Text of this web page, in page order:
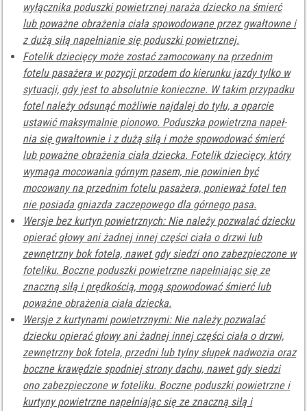
wyłącznika poduszki powietrznej naraża dziecko na śmierć
lub poważne obrażenia ciała spowodowane przez gwałtowne i
z dużą siłą napełnianie się poduszki powietrznej.
Fotelik dziecięcy może zostać zamocowany na przednim
fotelu pasażera w pozycji przodem do kierunku jazdy tylko w
sytuacji, gdy jest to absolutnie konieczne. W takim przypadku
fotel należy odsunąć możliwie najdalej do tyłu, a oparcie
ustawić maksymalnie pionowo. Poduszka powietrzna napeł-
nia się gwałtownie i z dużą siłą i może spowodować śmierć
lub poważne obrażenia ciała dziecka. Fotelik dziecięcy, który
wymaga mocowania górnym pasem, nie powinien być
mocowany na przednim fotelu pasażera, ponieważ fotel ten
nie posiada gniazda zaczepowego dla górnego pasa.
Wersje bez kurtyn powietrznych: Nie należy pozwalać dziecku
opierać głowy ani żadnej innej części ciała o drzwi lub
zewnętrzny bok fotela, nawet gdy siedzi ono zabezpieczone w
foteliku. Boczne poduszki powietrzne napełniając się ze
znaczną siłą i prędkością, mogą spowodować śmierć lub
poważne obrażenia ciała dziecka.
Wersje z kurtynami powietrznymi: Nie należy pozwalać
dziecku opierać głowy ani żadnej innej części ciała o drzwi,
zewnętrzny bok fotela, przedni lub tylny słupek nadwozia oraz
boczne krawędzie spodniej strony dachu, nawet gdy siedzi
ono zabezpieczone w foteliku. Boczne poduszki powietrzne i
kurtyny powietrzne napełniając się ze znaczną siłą i